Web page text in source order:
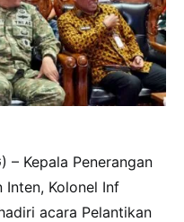
– Kepala Penerangan
Inten, Kolonel Inf
acara Pelantikan